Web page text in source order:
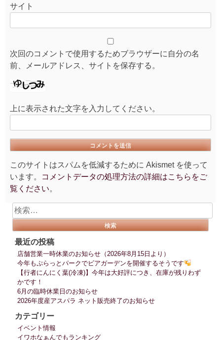
サイト
次回のコメントで使用するためブラウザーに自分の名
前、メールアドレス、サイトを保存する。
上に表示された文字を入力してください。
このサイトはスパムを低減するために Akismet を使って
います。
コメントデータの処理方法の詳細はこちらをご
覧ください。
検
索:
最近の投稿
店舗営業一時休業のお知らせ（2026年8月15日より）
今年もぷらっとパークでビアガーデンを開催するそうです
【行者にんにく葉(冷凍)】今年は大好評につき、在庫が残りわず
かです！
6月の臨時休業日のお知らせ
2026年度産アスパラ ネット販売終了のお知らせ
カテゴリー
イベント情報
イワホなぁんでもランキング